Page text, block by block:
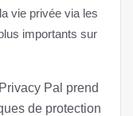
vie privée via les
importants sur
Pal prend
de protection